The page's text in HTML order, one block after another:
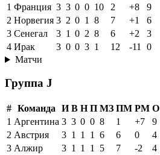
1 Франция 3 3 0 0 10 2 +8
9
2 Норвегия 3 2 0 1 8 7 +1
6
3 Сенегал 3 1 0 2 8 6 +2
3
4 Ирак 3 0 0 3 1 12 -11
0
Матчи
Группа J
# Команда И В Н П МЗ ПМ РМ О
1 Аргентина 3 3 0 0 8 1 +7
9
2 Австрия 3 1 1 1 6 6 0
4
3 Алжир 3 1 1 1 5 7 -2
4